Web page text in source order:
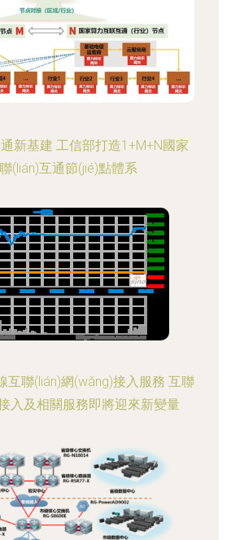
新基建 工信部打造1+M+N國家
(lián)互通節(jié)點體系
互聯(lián)網(wǎng)接入服務 互聯
入及相關服務即將迎來新變量